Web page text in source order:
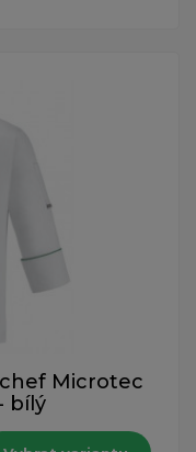
Microtec
bílý